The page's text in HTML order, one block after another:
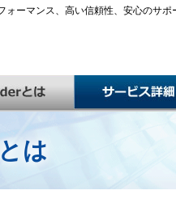
ォーマンス、高い信頼性、安心のサポ
は